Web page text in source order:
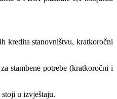
kredita stanovništvu, kratkoročni
stambene potrebe (kratkoročni i
u izvještaju.